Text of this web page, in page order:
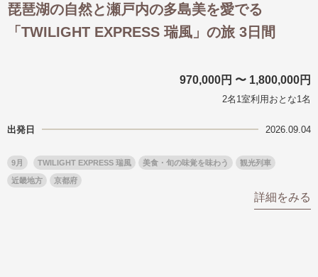
琵琶湖の自然と瀬戸内の多島美を愛でる
「TWILIGHT EXPRESS 瑞風」の旅 3日間
970,000円 〜 1,800,000円
2名1室利用おとな1名
出発日 2026.09.04
9月 TWILIGHT EXPRESS 瑞風 美食・旬の味覚を味わう 観光列車
近畿地方 京都府
詳細をみる